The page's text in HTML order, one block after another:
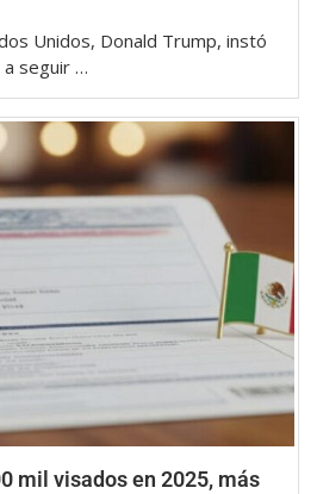
Unidos, Donald Trump, instó
seguir …
mil visados en 2025, más